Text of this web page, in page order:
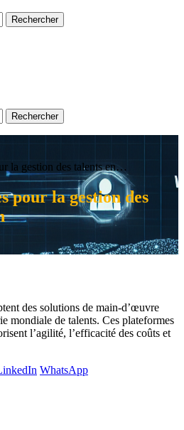
Rechercher
Rechercher
la gestion des talents en…
pour la gestion des
des solutions de main-d’œuvre
mondiale de talents. Ces plateformes
l’agilité, l’efficacité des coûts et
WhatsApp